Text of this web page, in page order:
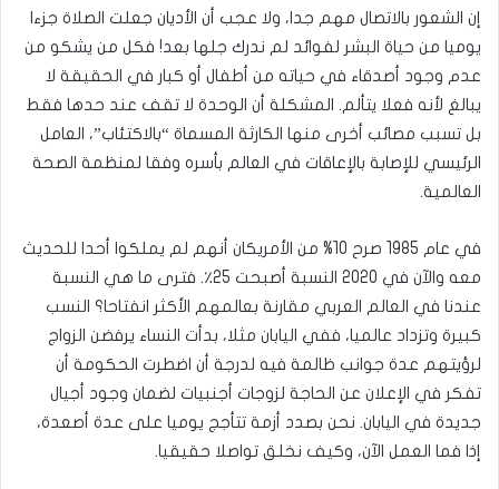
إن الشعور بالاتصال مهم جدا، ولا عجب أن الأديان جعلت الصلاة جزءا
يوميا من حياة البشر لفوائد لم ندرك جلها بعد! فكل من يشكو من
عدم وجود أصدقاء في حياته من أطفال أو كبار في الحقيقة لا
يبالغ لأنه فعلا يتألم. المشكلة أن الوحدة لا تقف عند حدها فقط
بل تسبب مصائب أخرى منها الكارثة المسماة “بالاكتئاب”، العامل
الرئيسي للإصابة بالإعاقات في العالم بأسره وفقا لمنظمة الصحة
العالمية.
في عام 1985 صرح 10% من الأمريكان أنهم لم يملكوا أحدا للحديث
معه والآن في 2020 النسبة أصبحت 25٪. فترى ما هي النسبة
عندنا في العالم العربي مقارنة بعالمهم الأكثر انفتاحا؟ النسب
كبيرة وتزداد عالميا، ففي اليابان مثلا، بدأت النساء يرفضن الزواج
لرؤيتهم عدة جوانب ظالمة فيه لدرجة أن اضطرت الحكومة أن
تفكر في الإعلان عن الحاجة لزوجات أجنبيات لضمان وجود أجيال
جديدة في اليابان. نحن بصدد أزمة تتأجج يوميا على عدة أصعدة،
إذا فما العمل الآن، وكيف نخلق تواصلا حقيقيا.